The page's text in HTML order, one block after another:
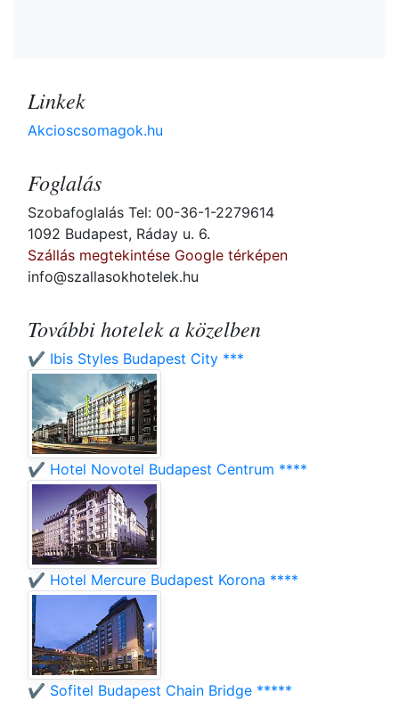
Linkek
Akcioscsomagok.hu
Foglalás
Szobafoglalás Tel: 00-36-1-2279614
1092 Budapest, Ráday u. 6.
Szállás megtekintése Google térképen
info@szallasokhotelek.hu
További hotelek a közelben
✔️ Ibis Styles Budapest City ***
✔️ Hotel Novotel Budapest Centrum ****
✔️ Hotel Mercure Budapest Korona ****
✔️ Sofitel Budapest Chain Bridge *****